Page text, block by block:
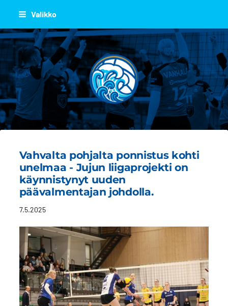
Siirry
sivun
sisältöön
Valikko
JOEN JUJU
Vahvalta pohjalta ponnistus kohti
unelmaa - Jujun liigaprojekti on
käynnistynyt uuden
päävalmentajan johdolla.
7.5.2025